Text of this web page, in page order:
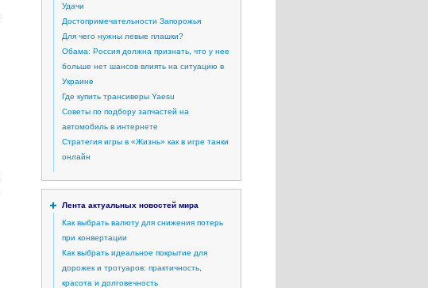
Удачи
Достопримечательности Запорожья
Для чего нужны левые плашки?
Обама: Россия должна признать, что у нее
больше нет шансов влиять на ситуацию в
Украине
Где купить трансиверы Yaesu
Советы по подбору запчастей на
автомобиль в интернете
Стратегия игры в «Жизнь» как в игре танки
онлайн
Лента актуальных новостей мира
Как выбрать валюту для снижения потерь
при конвертации
Как выбрать идеальное покрытие для
дорожек и тротуаров: практичность,
красота и долговечность